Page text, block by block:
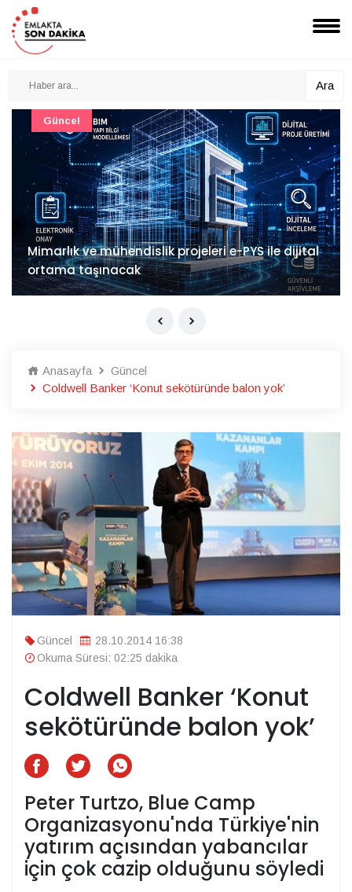
Ara
Mimarlık ve mühendislik projeleri e-PYS ile dijital
ortama taşınacak
Güncel
Anasayfa
Güncel
Coldwell Banker ‘Konut sekötüründe balon yok’
Güncel
28.10.2014 16:38
Okuma Süresi: 02:25 dakika
Coldwell Banker ‘Konut
sekötüründe balon yok’
Peter Turtzo, Blue Camp
Organizasyonu'nda Türkiye'nin
yatırım açısından yabancılar
için çok cazip olduğunu söyledi